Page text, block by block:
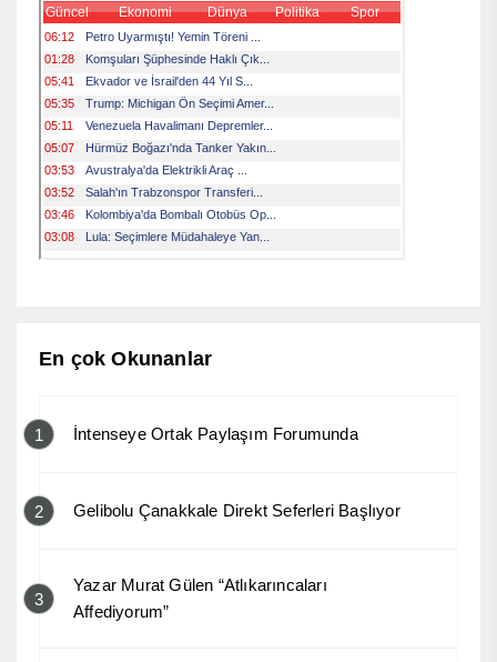
En çok Okunanlar
1 İntenseye Ortak Paylaşım Forumunda
2 Gelibolu Çanakkale Direkt Seferleri Başlıyor
3
Yazar Murat Gülen “Atlıkarıncaları
Affediyorum”